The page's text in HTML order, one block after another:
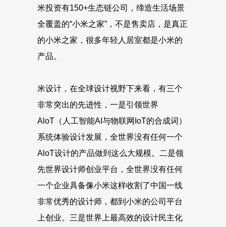
米投资有150+生态链公司，缔造生活场景
全覆盖的“小米之家”，不是售卖店，是真正
的小米之家，很多年轻人居室都是小米的
产品。
米设计，在全球设计视野下来看，有三个
非常突出的先进性，一是引领世界
AloT（人工智能AI与物联网IoT的合成词）
系统体验设计发展，全世界没有任何一个
AloT设计的产品做到这么大规模。二是领
先世界设计师创业平台，全世界没有任何
一个企业具备像小米这样收割了中国一线
非常优秀的设计师，都到小米的公司平台
上创业。三是世界上最高效的设计民主化